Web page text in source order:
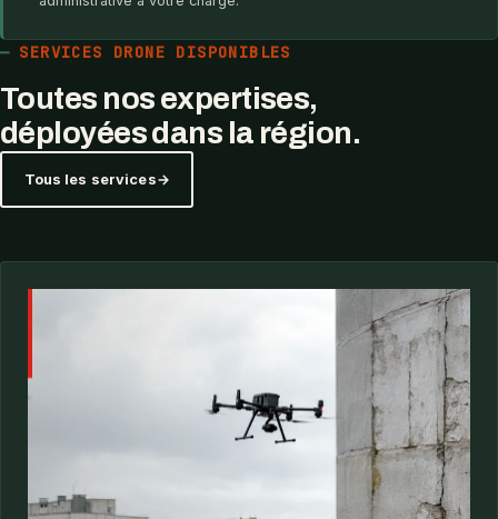
SERVICES DRONE DISPONIBLES
Toutes nos expertises,
déployées dans la région.
Tous les services